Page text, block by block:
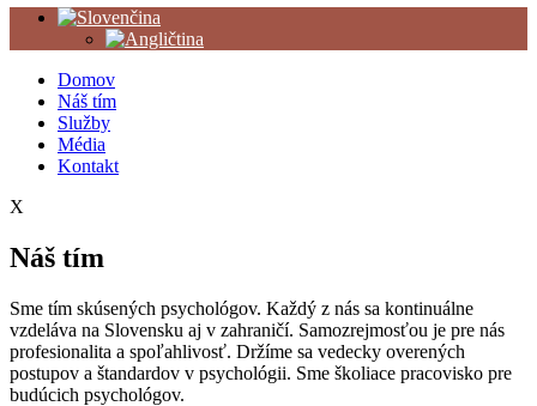
Domov
Náš tím
Služby
Média
Kontakt
X
Náš tím
Sme tím skúsených psychológov. Každý z nás sa kontinuálne
vzdeláva na Slovensku aj v zahraničí. Samozrejmosťou je pre nás
profesionalita a spoľahlivosť. Držíme sa vedecky overených
postupov a štandardov v psychológii. Sme školiace pracovisko pre
budúcich psychológov.